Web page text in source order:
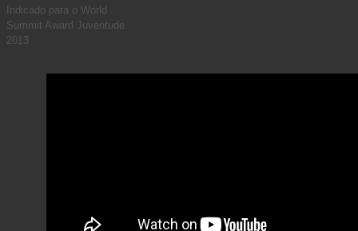
Indicado para o World
Summit Award Juventude
2013